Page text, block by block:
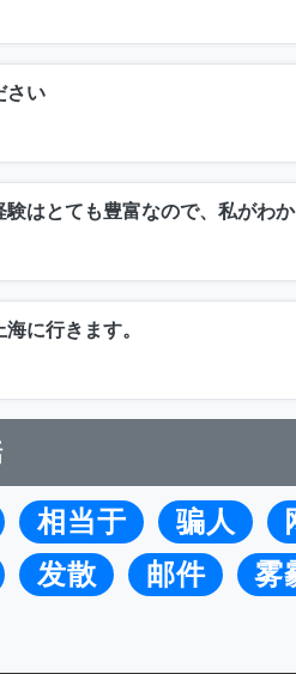
さい
験はとても豊富なので、私がわ
に行きます。
相当于 骗人
发散 邮件 雾